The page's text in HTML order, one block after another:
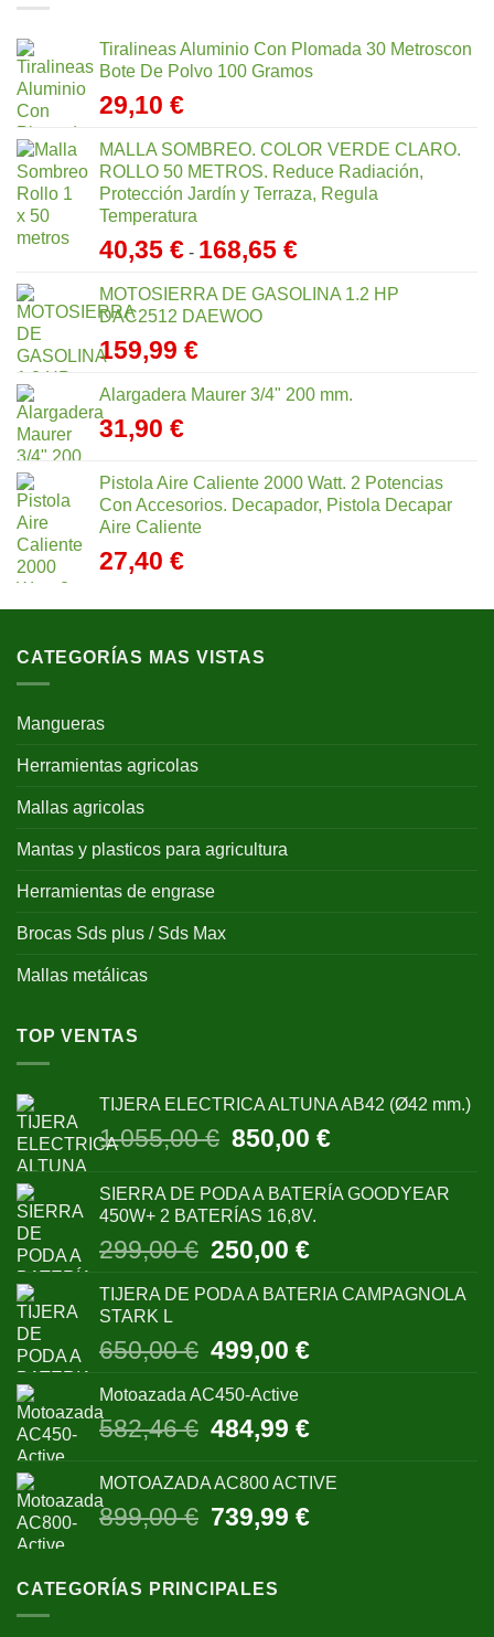
168,65 €
Tiralineas Aluminio Con Plomada 30 Metroscon
Bote De Polvo 100 Gramos
29,10 €
MALLA SOMBREO. COLOR VERDE CLARO.
ROLLO 50 METROS. Reduce Radiación,
Protección Jardín y Terraza, Regula
Temperatura
40,35 € - 168,65 €Rango
precios:
MOTOSIERRA DE GASOLINA 1.2 HP
DAC2512 DAEWOO
159,99 €
Alargadera Maurer 3/4" 200 mm.
31,90 €
Pistola Aire Caliente 2000 Watt. 2 Potencias
Con Accesorios. Decapador, Pistola Decapar
Aire Caliente
27,40 €
CATEGORÍAS MAS VISTAS
Mangueras
Herramientas agricolas
Mallas agricolas
Mantas y plasticos para agricultura
Herramientas de engrase
Brocas Sds plus / Sds Max
Mallas metálicas
TOP VENTAS
TIJERA ELECTRICA ALTUNA AB42 (Ø42 mm.)
1.055,00€
El
precio
era:
1.055,00 €.
850,00 €El
es:
SIERRA DE PODA A BATERÍA GOODYEAR
450W+ 2 BATERÍAS 16,8V.
299,00€
El
precio
original
250,00 €El
actual
TIJERA DE PODA A BATERIA CAMPAGNOLA
STARK L
650,00€
El
precio
original
650,00 €.
499,00 €El
499,00 €.
Motoazada AC450-Active
582,46€
El
precio
era:
582,46 €.
484,99 €El
es:
484,99 €.
MOTOAZADA AC800 ACTIVE
899,00€
El
precio
era:
739,99 €El
CATEGORÍAS PRINCIPALES